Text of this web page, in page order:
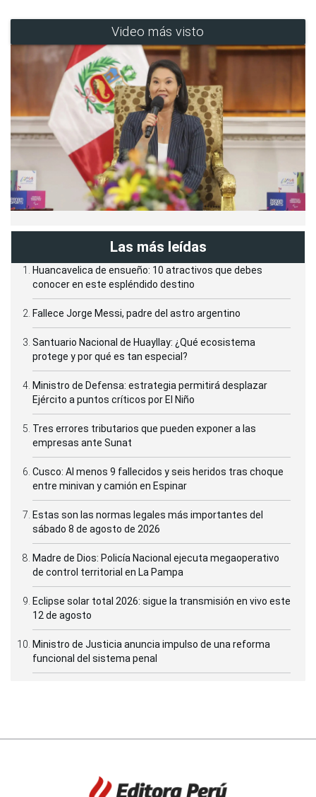
Video más visto
Las más leídas
Huancavelica de ensueño: 10 atractivos que debes
conocer en este espléndido destino
Fallece Jorge Messi, padre del astro argentino
Santuario Nacional de Huayllay: ¿Qué ecosistema
protege y por qué es tan especial?
Ministro de Defensa: estrategia permitirá desplazar
Ejército a puntos críticos por El Niño
Tres errores tributarios que pueden exponer a las
empresas ante Sunat
Cusco: Al menos 9 fallecidos y seis heridos tras choque
entre minivan y camión en Espinar
Estas son las normas legales más importantes del
sábado 8 de agosto de 2026
Madre de Dios: Policía Nacional ejecuta megaoperativo
de control territorial en La Pampa
Eclipse solar total 2026: sigue la transmisión en vivo este
12 de agosto
Ministro de Justicia anuncia impulso de una reforma
funcional del sistema penal